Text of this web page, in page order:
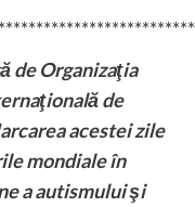
de Organizaţia
de
acestei zile
mondiale în
a autismului şi